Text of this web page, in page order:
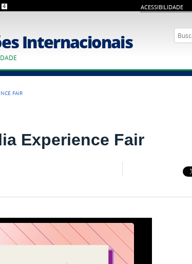
4 ACESSIBILIDADE
Internacionais Busca
FAIR
Experience Fair